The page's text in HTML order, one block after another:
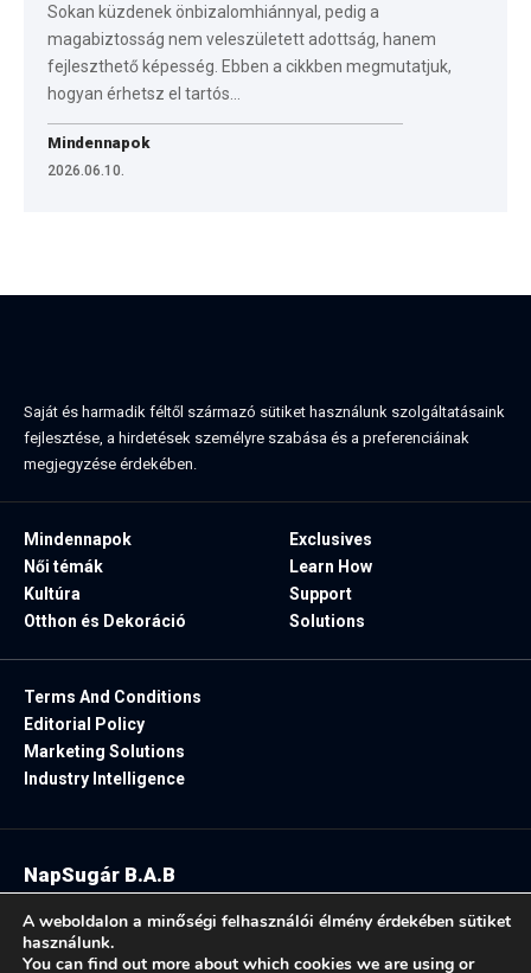
Sokan küzdenek önbizalomhiánnyal, pedig a
magabiztosság nem veleszületett adottság, hanem
fejleszthető képesség. Ebben a cikkben megmutatjuk,
hogyan érhetsz el tartós…
Mindennapok
2026.06.10.
Saját és harmadik féltől származó sütiket használunk szolgáltatásaink
fejlesztése, a hirdetések személyre szabása és a preferenciáinak
megjegyzése érdekében.
Mindennapok
Női témák
Kultúra
Otthon és Dekoráció
Exclusives
Learn How
Support
Solutions
Terms And Conditions
Editorial Policy
Marketing Solutions
Industry Intelligence
NapSugár B.A.B
A weboldalon a minőségi felhasználói élmény érdekében sütiket
használunk.
You can find out more about which cookies we are using or